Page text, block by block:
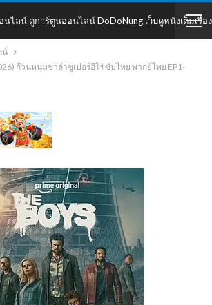
ไลน์ ดูการ์ตูนออนไลน์ DoDoNung เว็บดูหนังเต็มเรื่อง
น์
ก๊วนหนุ่มซ่าล่าซูเปอร์ฮีโร่ ซับไทย พากย์ไทย EP1-